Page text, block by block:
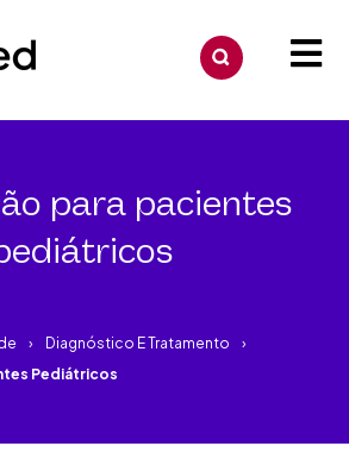
para pacientes
Diagnóstico E Tratamento
Pediátricos